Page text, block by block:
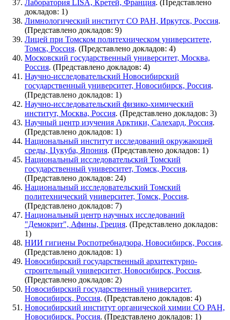
Лаборатория LISA, Кретей, Франция. (Представлено
докладов: 1)
Лимнологический институт СО РАН, Иркутск, Россия.
(Представлено докладов: 9)
Лицей при Томском политехническом университете,
Томск, Россия. (Представлено докладов: 4)
Московский государственный университет, Москва,
Россия. (Представлено докладов: 4)
Научно-исследовательский Новосибирский
государственный университет, Новосибирск, Россия.
(Представлено докладов: 1)
Научно-исследовательский физико-химический
институт, Москва, Россия. (Представлено докладов: 3)
Научный центр изучения Арктики, Салехард, Россия.
(Представлено докладов: 1)
Национальный институт исследований окружающей
среды, Цукуба, Япония. (Представлено докладов: 1)
Национальный исследовательский Томский
государственный университет, Томск, Россия.
(Представлено докладов: 24)
Национальный исследовательский Томский
политехнический университет, Томск, Россия.
(Представлено докладов: 7)
Национальный центр научных исследований
"Демокрит", Афины, Греция. (Представлено докладов:
1)
НИИ гигиены Роспотребнадзора, Новосибирск, Россия.
(Представлено докладов: 1)
Новосибирский государственный архитектурно-
строительный университет, Новосибирск, Россия.
(Представлено докладов: 2)
Новосибирский государственный университет,
Новосибирск, Россия. (Представлено докладов: 4)
Новосибирский институт органической химии СО РАН,
Новосибирск, Россия. (Представлено докладов: 1)